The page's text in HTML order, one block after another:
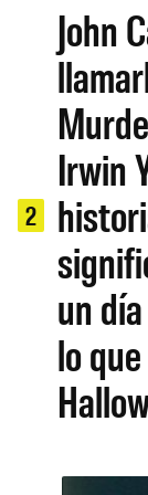
2
John
Irwin
un
lo